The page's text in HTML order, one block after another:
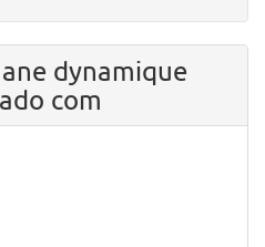
dynamique
com